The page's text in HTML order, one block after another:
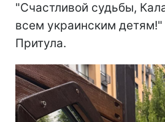
"Счастливой судьбы,
всем украинским
Притула.